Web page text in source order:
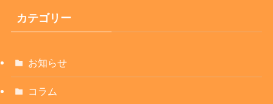
カテゴリー
お知らせ
コラム